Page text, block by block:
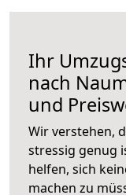
Ihr
nach
und
Wir verstehen,
stressig genug
helfen, sich
machen zu